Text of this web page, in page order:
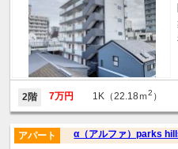
2階 7万円 1K（22.18ｍ2 ）
α（アルファ）parks
アパート